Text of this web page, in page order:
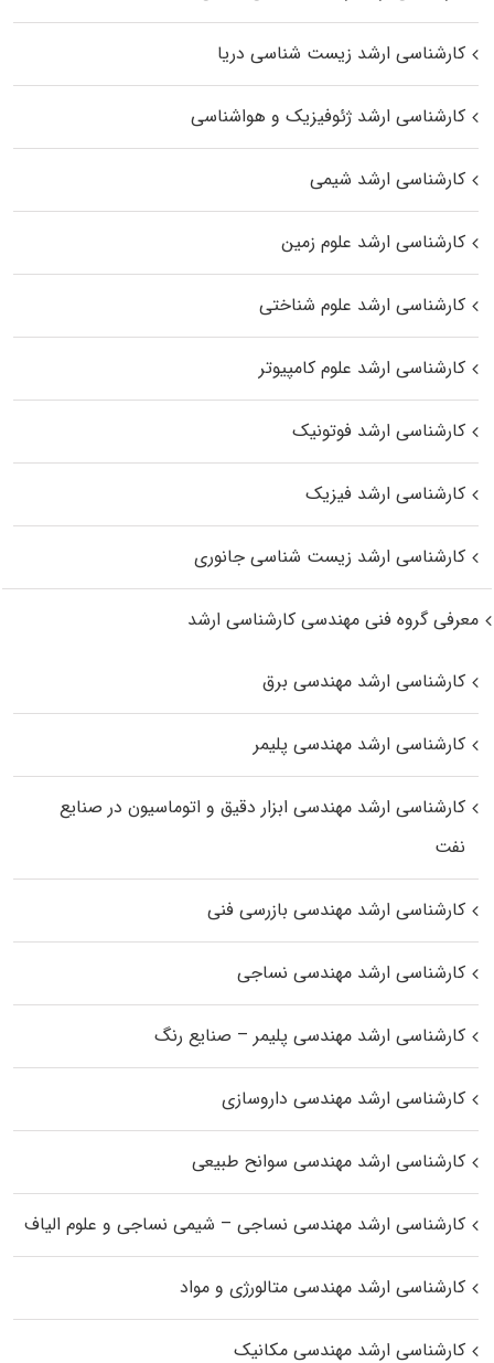
کارشناسی ارشد زیست‌ شناسی دریا
کارشناسی ارشد ژئوفیزیک و هواشناسی
کارشناسی ارشد شیمی
کارشناسی ارشد علوم زمین
کارشناسی ارشد علوم شناختی
کارشناسی ارشد علوم کامپیوتر
کارشناسی ارشد فوتونیک
کارشناسی ارشد فیزیک
کارشناسی ارشد زیست‌ شناسی جانوری
معرفی گروه فنی مهندسی کارشناسی ارشد
کارشناسی ارشد مهندسی برق
کارشناسی ارشد مهندسی پلیمر
کارشناسی ارشد مهندسی ابزار دقیق و اتوماسیون در صنایع
نفت
کارشناسی ارشد مهندسی بازرسی فنی
کارشناسی ارشد مهندسی نساجی
کارشناسی ارشد مهندسی پلیمر – صنایع رنگ
کارشناسی ارشد مهندسی داروسازی
کارشناسی ارشد مهندسی سوانح طبیعی
کارشناسی ارشد مهندسی نساجی – شیمی نساجی و علوم الیاف
کارشناسی ارشد مهندسی متالورژی و مواد
کارشناسی ارشد مهندسی مکانیک